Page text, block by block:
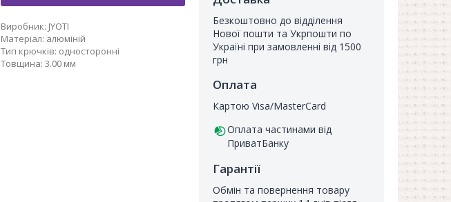
Виробник: JYOTI
Матеріал: алюміній
Тип крючків: односторонні
Товщина: 3.00 мм
Безкоштовно до відділення
Нової пошти та Укрпошти по
Україні при замовленні від 1500
грн
Оплата
Картою Visa/MasterCard
Оплата частинами від
ПриватБанку
Гарантії
Обмін та повернення товару